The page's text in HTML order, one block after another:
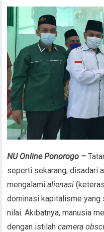
NU Online Ponorogo –
seperti sekarang, disadari
mengalamialienasi
dominasi kapitalisme yang
nilai. Akibatnya, manusia
dengan istilahcamera